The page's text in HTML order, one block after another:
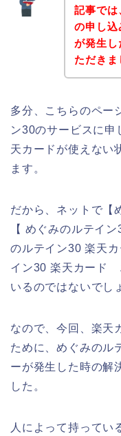
記事では
の申し込
が発生し
ただきま
多分、こちらのペー
ン30のサービスに申
天カードが使えない
ます。
だから、ネットで【
【 めぐみのルテイ
のルテイン30 楽天
イン30 楽天カード
いるのではないでし
なので、今回、楽天
ために、めぐみのル
ーが発生した時の解
した。
人によって持ってい